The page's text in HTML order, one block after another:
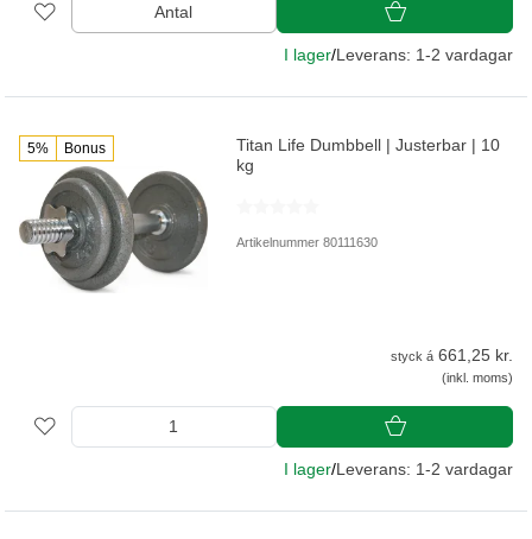
Antal
I lager/Leverans: 1-2 vardagar
5% Bonus
Titan Life Dumbbell | Justerbar | 10
kg
Artikelnummer 80111630
styck á 661,25 kr.
(inkl. moms)
I lager/Leverans: 1-2 vardagar